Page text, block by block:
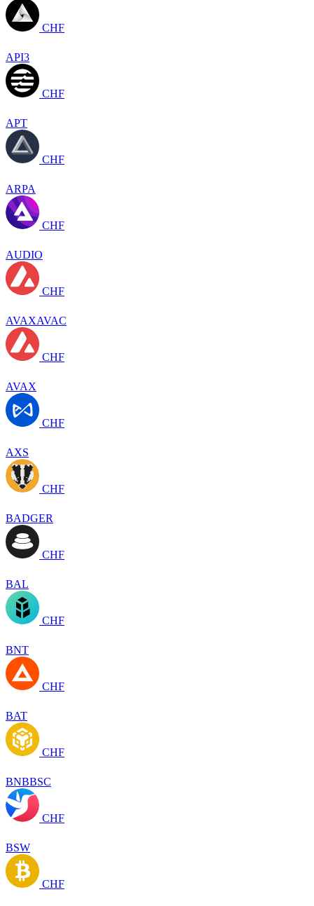
CHF
API3
CHF
APT
CHF
ARPA
CHF
AUDIO
CHF
AVAXAVAC
CHF
AVAX
CHF
AXS
CHF
BADGER
CHF
BAL
CHF
BNT
CHF
BAT
CHF
BNBBSC
CHF
BSW
CHF